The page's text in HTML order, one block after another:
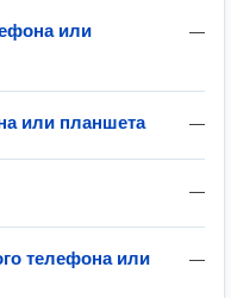
—
или
—
или планшета
—
—
телефона или